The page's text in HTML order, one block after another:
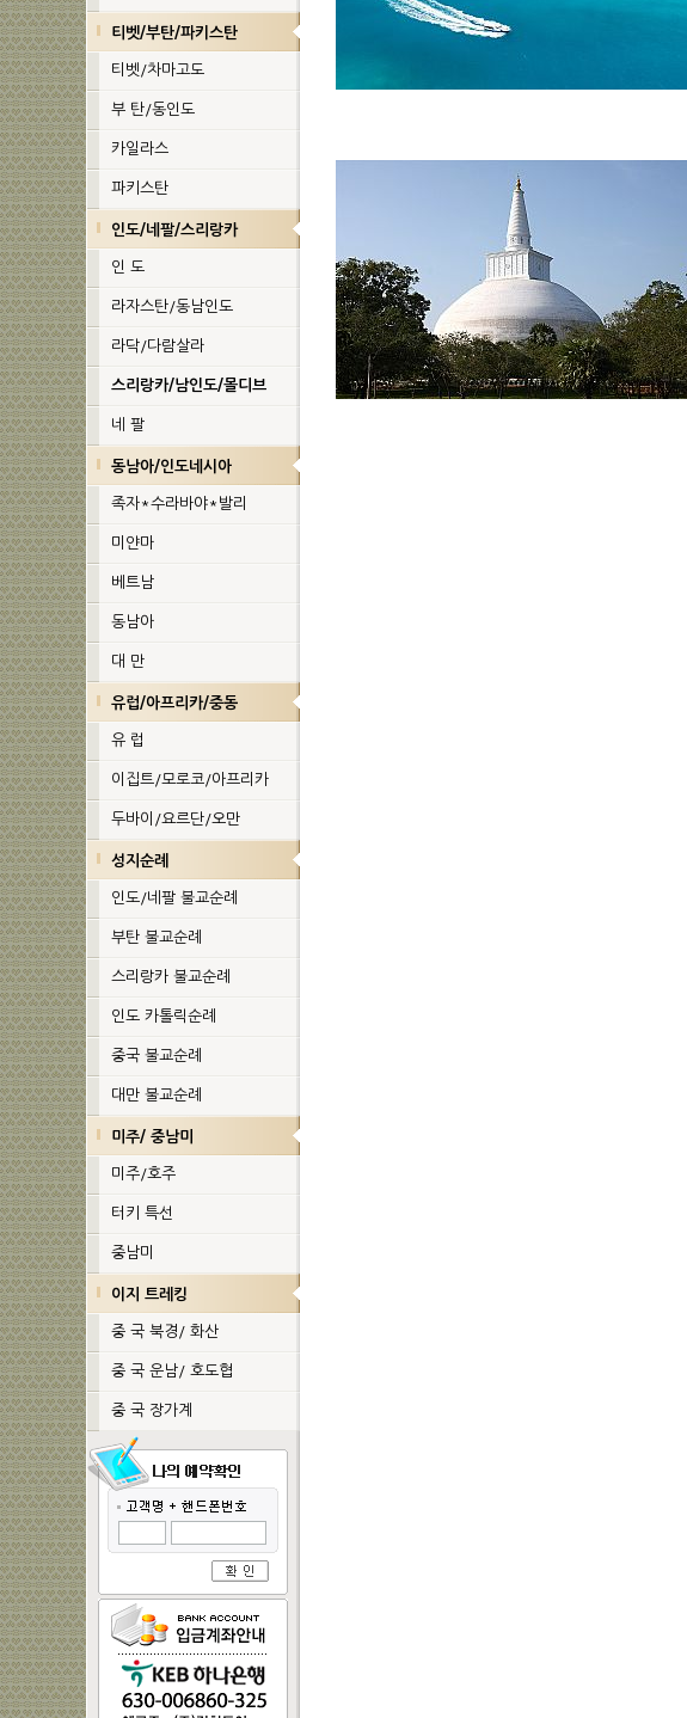
티벳/부탄/파키스탄
티벳/차마고도
부 탄/동인도
카일라스
파키스탄
인도/네팔/스리랑카
인 도
라자스탄/동남인도
라닥/다람살라
스리랑카/남인도/몰디브
네 팔
동남아/인도네시아
족자*수라바야*발리
미얀마
베트남
동남아
대 만
유럽/아프리카/중동
유 럽
이집트/모로코/아프리카
두바이/요르단/오만
성지순례
인도/네팔 불교순례
부탄 불교순례
스리랑카 불교순례
인도 카톨릭순례
중국 불교순례
대만 불교순례
미주/ 중남미
미주/호주
터키 특선
중남미
이지 트레킹
중 국 북경/ 화산
중 국 운남/ 호도협
중 국 장가계